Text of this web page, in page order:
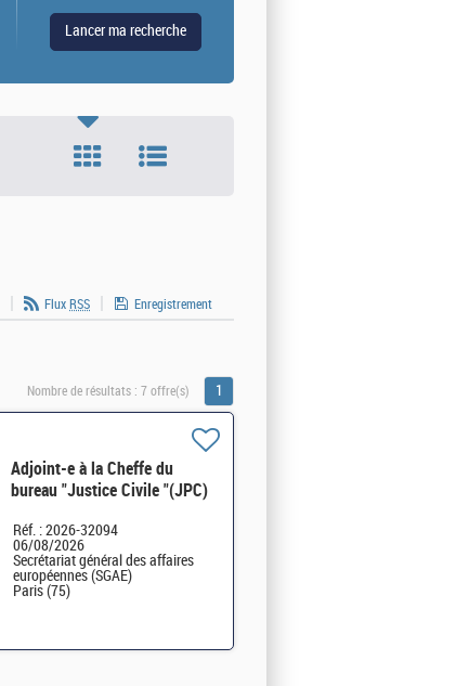
Flux RSS
Enregistrement
Nombre de résultats : 7 offre(s) 1
Adjoint-e à la Cheffe du
bureau "Justice Civile "(JPC)
Réf. : 2026-32094
06/08/2026
Secrétariat général des affaires
européennes (SGAE)
Paris (75)